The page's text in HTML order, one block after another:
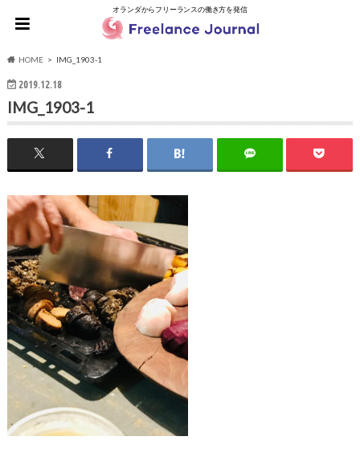
オランダからフリーランスの働き方を発信
HOME IMG_1903-1
2019.12.18
IMG_1903-1